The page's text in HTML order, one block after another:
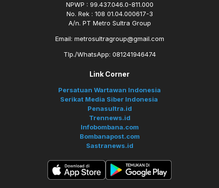
NPWP : 99.437.046.0-811.000
No. Rek : 108 01.04.000617-3
A/n. PT Metro Sultra Group
Email: metrosultragroup@gmail.com
Tlp./WhatsApp: 081241946474
Link Corner
Persatuan Wartawan Indonesia
Serikat Media Siber Indonesia
Penasultra.id
Trennews.id
Infobombana.com
Bombanapost.com
Sastranews.id